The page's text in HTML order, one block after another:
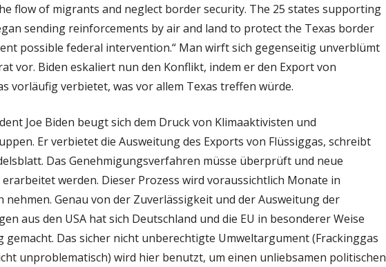
flow of migrants and neglect border security. The 25 states supporting
sending reinforcements by air and land to protect the Texas border
possible federal intervention.“ Man wirft sich gegenseitig unverblümt
vor. Biden eskaliert nun den Konflikt, indem er den Export von
vorläufig verbietet, was vor allem Texas treffen würde.
Joe Biden beugt sich dem Druck von Klimaaktivisten und
Er verbietet die Ausweitung des Exports von Flüssiggas, schreibt
Das Genehmigungsverfahren müsse überprüft und neue
werden. Dieser Prozess wird voraussichtlich Monate in
nehmen. Genau von der Zuverlässigkeit und der Ausweitung der
aus den USA hat sich Deutschland und die EU in besonderer Weise
gemacht. Das sicher nicht unberechtigte Umweltargument (Frackinggas
unproblematisch) wird hier benutzt, um einen unliebsamen politischen